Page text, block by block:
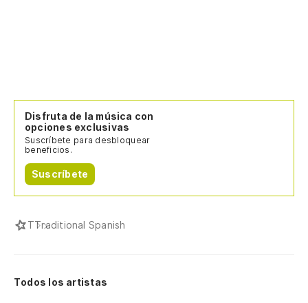
Disfruta de la música con
opciones exclusivas
Suscríbete para desbloquear
beneficios.
Suscríbete
TTraditional Spanish
Todos los artistas